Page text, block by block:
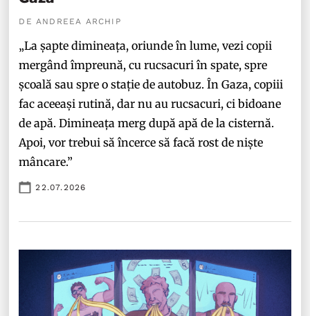
DE ANDREEA ARCHIP
„La șapte dimineața, oriunde în lume, vezi copii
mergând împreună, cu rucsacuri în spate, spre
școală sau spre o stație de autobuz. În Gaza, copiii
fac aceeași rutină, dar nu au rucsacuri, ci bidoane
de apă. Dimineața merg după apă de la cisternă.
Apoi, vor trebui să încerce să facă rost de niște
mâncare.”
22.07.2026